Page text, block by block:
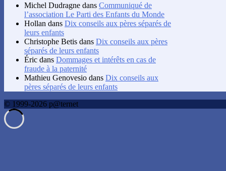
Michel Dudragne dans Communiqué de
l’association Le Parti des Enfants du Monde
Hollan dans Dix conseils aux pères séparés de
leurs enfants
Christophe Betis dans Dix conseils aux pères
séparés de leurs enfants
Éric dans Dommages et intérêts en cas de
fraude à la paternité
Mathieu Genovesio dans Dix conseils aux
pères séparés de leurs enfants
© 1999-2026 p@ternet